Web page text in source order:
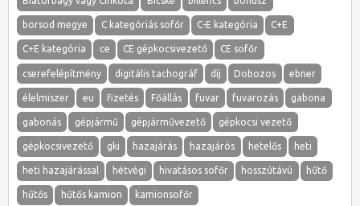
borsod megye C kategóriás sofőr C-E kategória C+E
C+E kategória ce CE gépkocsivezető CE sofőr
cserefelépítmény digitális tachográf díj Dobozos ebner
élelmiszer eu fizetés Főállás fuvar fuvarozás gabona
gabonás gépjármű gépjárművezető gépkocsi vezető
gépkocsivezető gki hazajárás hazajárós hetelős heti
heti hazajárással hétvégi hivatásos sofőr hosszútávú hűtő
hűtős hűtős kamion kamionsofőr